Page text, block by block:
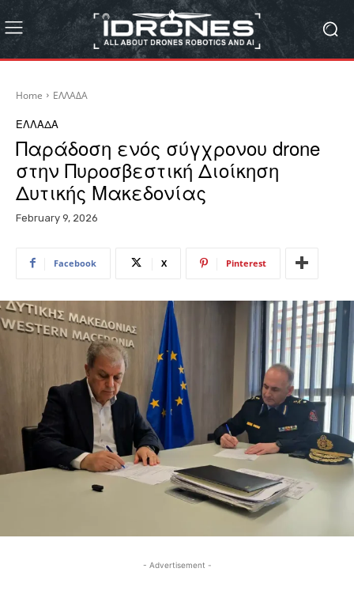
Home ΕΛΛΑΔΑ
ΕΛΛΑΔΑ
Παράδοση ενός σύγχρονου drone
στην Πυροσβεστική Διοίκηση
Δυτικής Μακεδονίας
February 9, 2026
Facebook X Pinterest
- Advertisement -